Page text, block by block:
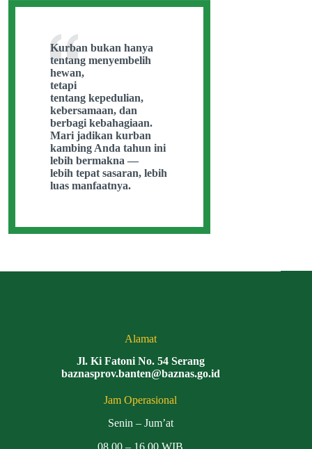
Kurban bukan hanya
tentang menyembelih
hewan,
tetapi
tentang kepedulian,
kebersamaan, dan
berbagi kebahagiaan.
Mari jadikan kurban
kambing Anda tahun ini
lebih bermakna —
lebih tepat sasaran, lebih
luas manfaatnya.
Alamat
Jl. Ki Fatoni No. 54 Serang
baznasprov.banten@baznas.go.id
Jam Operasional
Senin – Jum’at